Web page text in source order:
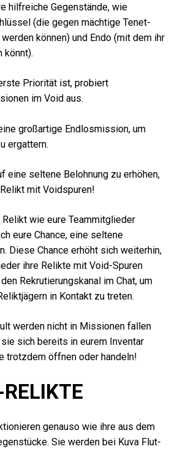
hilfreiche Gegenstände, wie
(die gegen mächtige Tenet-
können) und Endo (mit dem ihr
könnt).
Priorität ist, probiert
im Void aus.
großartige Endlosmission, um
ergattern.
eine seltene Belohnung zu erhöhen,
mit Voidspuren!
wie eure Teammitglieder
eure Chance, eine seltene
Diese Chance erhöht sich weiterhin,
ihre Relikte mit Void-Spuren
Rekrutierungskanal im Chat, um
in Kontakt zu treten.
werden nicht in Missionen fallen
sich bereits in eurem Inventar
trotzdem öffnen oder handeln!
genauso wie ihre aus dem
Sie werden bei Kuva Flut-